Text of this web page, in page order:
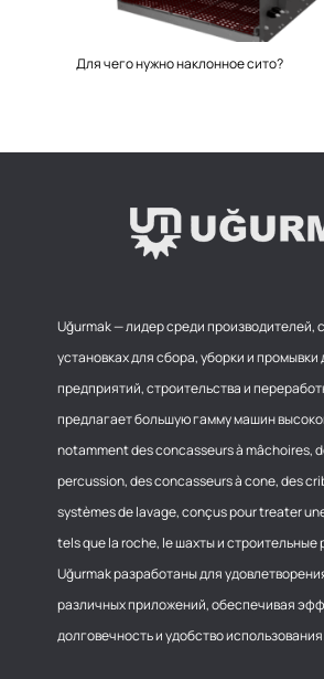
Для чего нужно наклонное сито?
Uğurmak — лидер среди
установках для сбора, уборки и
предприятий, строительства и
предлагает большую гамму машин
notamment des concasseurs à mâchoires,
percussion, des concasseurs à cone, des
systèmes de lavage, conçus pour treater
tels que la roche, le шахты и строительные
Uğurmak разработаны для
различных приложений, обеспечивая
долговечность и удобство использования.